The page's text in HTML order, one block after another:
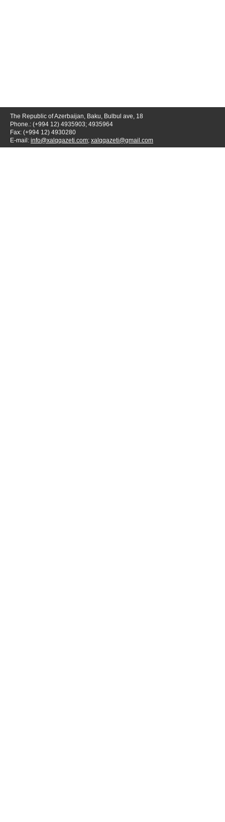
The Republic of Azerbaijan, Baku, Bulbul ave, 18
Phone.: (+994 12) 4935903; 4935964
Fax: (+994 12) 4930280
E-mail: info@xalqqazeti.com; xalqqazeti@gmail.com